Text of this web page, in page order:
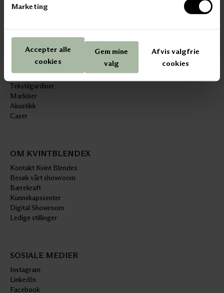
Marketing
Accepter alle
cookies
Gem mine
valg
Afvis valgfrie
cookies
KONTAKT OSS
PRODUKTER & CASER
Innvendig solskjerming
Utvendig solskjerming
Tekstilgardiner
Markiser
Akustikk
Caser
OM KVINTBLENDEX
Kontakt Kvint Blendex
Besøk vårt showroom
Bærekraft
Kunnskapssenter
Digital Showroom
Ledige stillinger
SOSIALE MEDIER
Instagram
LinkedIn
Facebook